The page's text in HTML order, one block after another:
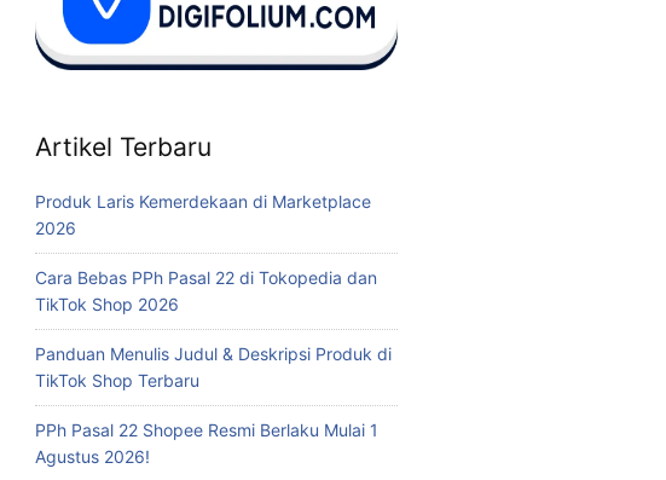
Artikel Terbaru
Produk Laris Kemerdekaan di Marketplace
2026
Cara Bebas PPh Pasal 22 di Tokopedia dan
TikTok Shop 2026
Panduan Menulis Judul & Deskripsi Produk di
TikTok Shop Terbaru
PPh Pasal 22 Shopee Resmi Berlaku Mulai 1
Agustus 2026!